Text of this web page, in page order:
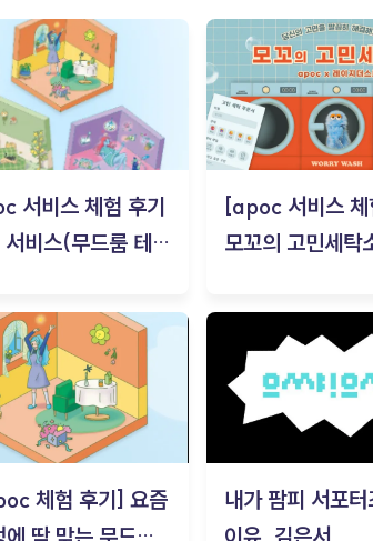
서비스 체험 후기
서비스(무드룸 테스
[apoc 서비스 체
모꼬의 고민세탁
체험 후기] 요즘
내가 팜피 서포